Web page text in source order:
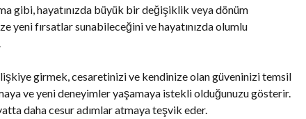
gibi, hayatınızda büyük bir değişiklik veya dönüm
yeni fırsatlar sunabileceğini ve hayatınızda olumlu
ilişkiye girmek, cesaretinizi ve kendinize olan güveninizi temsil
ve yeni deneyimler yaşamaya istekli olduğunuzu gösterir.
daha cesur adımlar atmaya teşvik eder.